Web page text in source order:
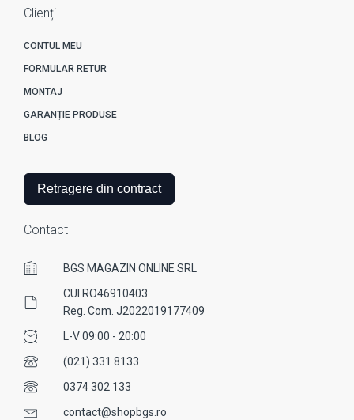
Clienți
CONTUL MEU
FORMULAR RETUR
MONTAJ
GARANȚIE PRODUSE
BLOG
Retragere din contract
Contact
BGS MAGAZIN ONLINE SRL
CUI RO46910403
Reg. Com. J2022019177409
L-V 09:00 - 20:00
(021) 331 8133
0374 302 133
contact@shopbgs.ro